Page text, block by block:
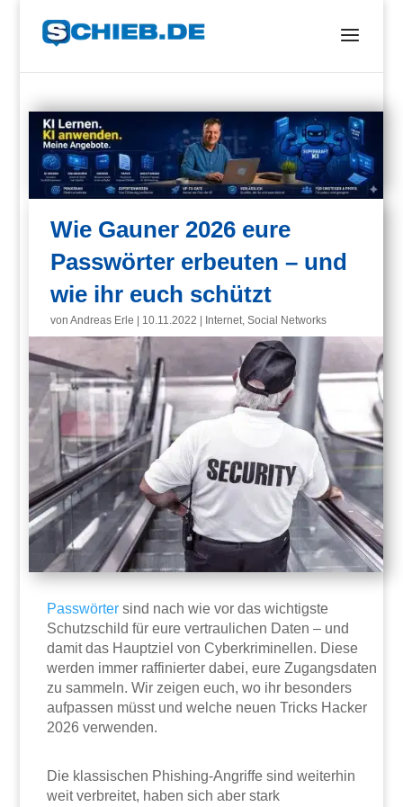
Wie Gauner 2026 eure
Passwörter erbeuten – und
wie ihr euch schützt
vonAndreas Erle 10.11.2022 Internet,Social Networks
Passwörter sind nach wie vor das wichtigste
Schutzschild für eure vertraulichen Daten – und
damit das Hauptziel von Cyberkriminellen. Diese
werden immer raffinierter dabei, eure Zugangsdaten
zu sammeln. Wir zeigen euch, wo ihr besonders
aufpassen müsst und welche neuen Tricks Hacker
2026 verwenden.
Die klassischen Phishing-Angriffe sind weiterhin
weit verbreitet, haben sich aber stark